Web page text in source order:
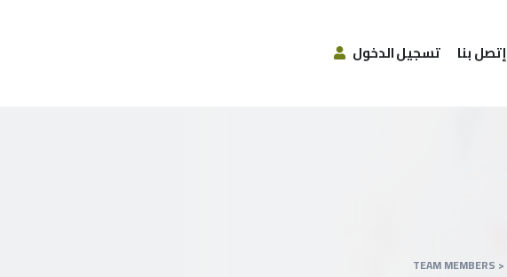
إتصل بنا تسجيل الدخول
TEAM MEMBERS >